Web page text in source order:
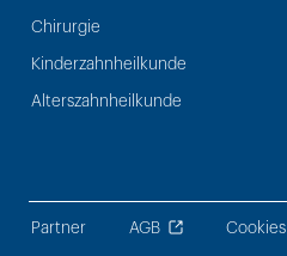
Chirurgie
Kinderzahnheilkunde
Alterszahnheilkunde
Partner AGB Cookies